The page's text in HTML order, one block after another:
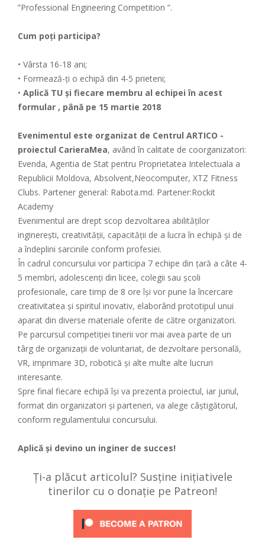
”Professional Engineering Competition ”.
Cum poți participa?
• Vârsta 16-18 ani;
• Formează-ți o echipă din 4-5 prieteni;
• Aplică TU și fiecare membru al echipei în acest
formular , până pe 15 martie 2018
Evenimentul este organizat de Centrul ARTICO -
proiectul CarieraMea, având în calitate de coorganizatori:
Evenda, Agentia de Stat pentru Proprietatea Intelectuala a
Republicii Moldova, Absolvent,Neocomputer, XTZ Fitness
Clubs. Partener general: Rabota.md. Partener:Rockit
Academy
Evenimentul are drept scop dezvoltarea abilităților
inginerești, creativității, capacității de a lucra în echipă și de
a îndeplini sarcinile conform profesiei.
În cadrul concursului vor participa 7 echipe din țară a câte 4-
5 membri, adolescenți din licee, colegii sau școli
profesionale, care timp de 8 ore își vor pune la încercare
creativitatea și spiritul inovativ, elaborând prototipul unui
aparat din diverse materiale oferite de către organizatori.
Pe parcursul competiției tinerii vor mai avea parte de un
târg de organizații de voluntariat, de dezvoltare personală,
VR, imprimare 3D, robotică și alte multe alte lucruri
interesante.
Spre final fiecare echipă își va prezenta proiectul, iar juriul,
format din organizatori și parteneri, va alege câștigătorul,
conform regulamentului concursului.
Aplică și devino un inginer de succes!
Ți-a plăcut articolul? Susține inițiativele
tinerilor cu o donație pe Patreon!